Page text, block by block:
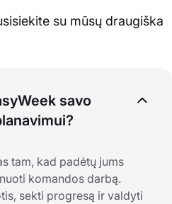
su mūsų draugiška
savo
tam, kad padėtų jums
komandos darbą.
sekti progresą ir valdyti